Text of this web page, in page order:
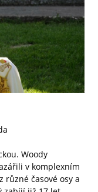
Woody
v komplexním
různé časové osy a